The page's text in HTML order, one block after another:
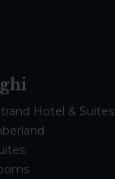
Hotel & Suites